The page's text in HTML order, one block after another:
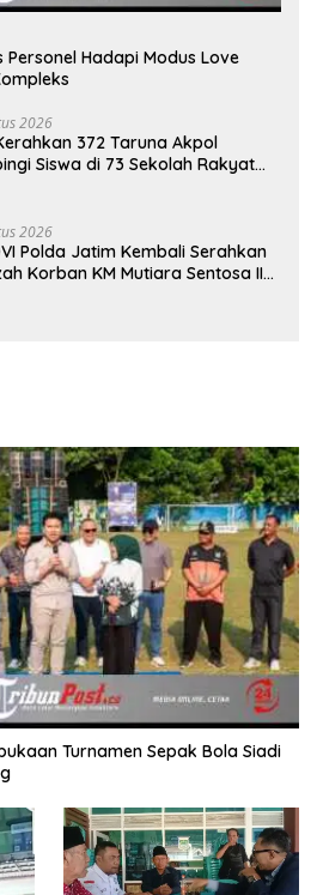
Hadapi Modus Love
2026
372 Taruna Akpol
Siswa di 73 Sekolah Rakyat
2026
Polda Jatim Kembali Serahkan
Korban KM Mutiara Sentosa II
Turnamen Sepak Bola Siadi